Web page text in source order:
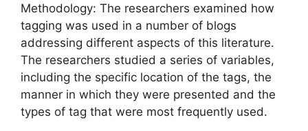
Methodology: The researchers examined how
tagging was used in a number of blogs
addressing different aspects of this literature.
The researchers studied a series of variables,
including the specific location of the tags, the
manner in which they were presented and the
types of tag that were most frequently used.